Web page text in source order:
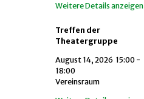
Weitere Details anzeigen
Treffen der
Theatergruppe
August 14, 2026 15:00-
18:00
Vereinsraum